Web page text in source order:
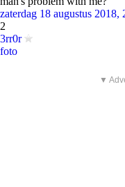
zaterdag 18 augustus 2018,
2
3rr0r
foto
▼